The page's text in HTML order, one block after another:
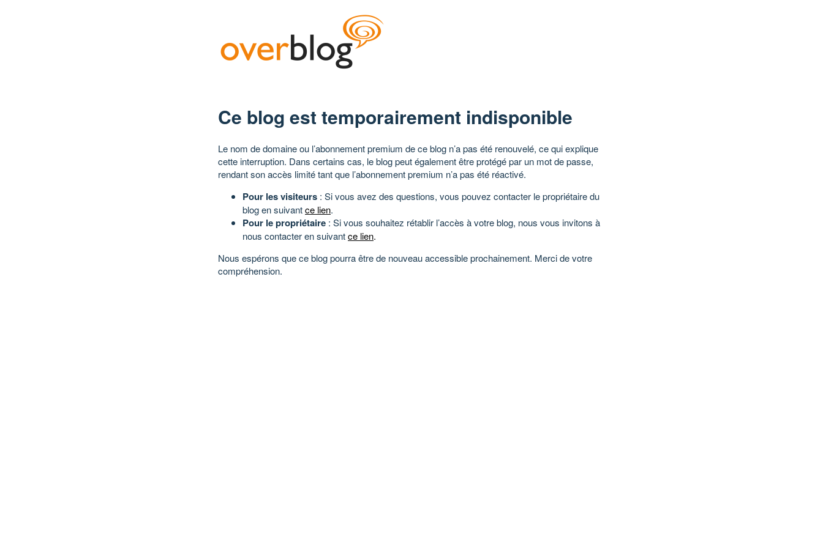
Ce blog est temporairement indisponible
Le nom de domaine ou l’abonnement premium de ce blog n’a pas été renouvelé, ce qui explique
cette interruption. Dans certains cas, le blog peut également être protégé par un mot de passe,
rendant son accès limité tant que l’abonnement premium n’a pas été réactivé.
Pour les visiteurs : Si vous avez des questions, vous pouvez contacter le propriétaire du
blog en suivantce lien.
Pour le propriétaire : Si vous souhaitez rétablir l’accès à votre blog, nous vous invitons à
nous contacter en suivantce lien.
Nous espérons que ce blog pourra être de nouveau accessible prochainement. Merci de votre
compréhension.